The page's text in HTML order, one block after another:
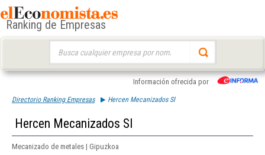
Ranking de Empresas
Información ofrecida por
Directorio Ranking Empresas Hercen Mecanizados Sl
Hercen Mecanizados Sl
Mecanizado de metales | Gipuzkoa